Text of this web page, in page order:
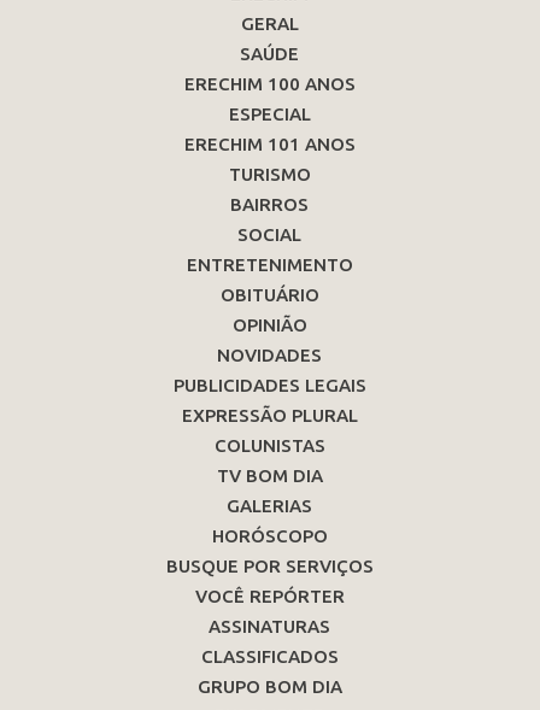
GERAL
SAÚDE
ERECHIM 100 ANOS
ESPECIAL
ERECHIM 101 ANOS
TURISMO
BAIRROS
SOCIAL
ENTRETENIMENTO
OBITUÁRIO
OPINIÃO
NOVIDADES
PUBLICIDADES LEGAIS
EXPRESSÃO PLURAL
COLUNISTAS
TV BOM DIA
GALERIAS
HORÓSCOPO
BUSQUE POR SERVIÇOS
VOCÊ REPÓRTER
ASSINATURAS
CLASSIFICADOS
GRUPO BOM DIA